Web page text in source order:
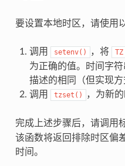
要设置本地时区，请使用
调用 setenv() ，将 TZ
为正确的值。时间字
描述的相同（但实现方
调用
tzset() ，为新
完成上述步骤后，请调用
该函数将返回排除时区偏
时间。